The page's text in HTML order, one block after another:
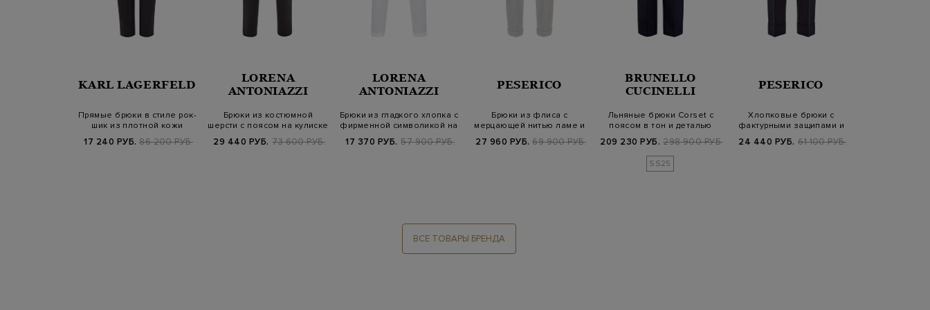
KARL LAGERFELD
Прямые брюки в стиле рок-
шик из плотной кожи
17 240 РУБ. 86 200 РУБ.
LORENA
ANTONIAZZI
Брюки из костюмной
шерсти с поясом на кулиске
29 440 РУБ. 73 600 РУБ.
LORENA
ANTONIAZZI
Брюки из гладкого хлопка с
фирменной символикой на
17 370 РУБ. 57 900 РУБ.
PESERICO
Брюки из флиса с
мерцающей нитью ламе и
27 960 РУБ. 69 900 РУБ.
BRUNELLO
CUCINELLI
Льняные брюки Corset с
поясом в тон и деталью
209 230 РУБ. 298 900 РУБ.
SS25
PESERICO
Хлопковые брюки с
фактурными защипами и
24 440 РУБ. 61 100 РУБ.
ВСЕ ТОВАРЫ БРЕНДА